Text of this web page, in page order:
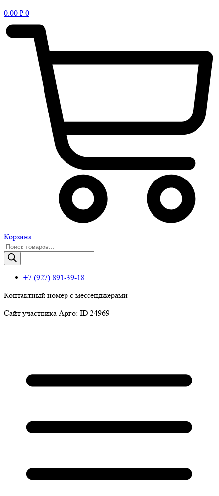
0.00 ₽ 0
Корзина
Поиск
товаров
+7 (927) 891-39-18
Контактный номер с мессенджерами
Сайт участника Арго: ID 24969